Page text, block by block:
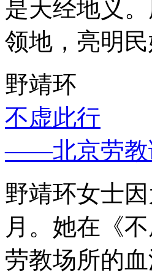
是天经地义
领地，亮明
野靖环
不虚此行
——北京劳教
野靖环女士
月。她在《
劳教场所的